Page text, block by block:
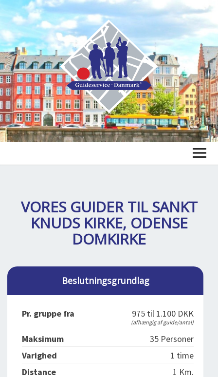
DEJLIGE DESTINATIONER
LOG IND
VORES GUIDER TILSANKT
KNUDS KIRKE, ODENSE
DOMKIRKE
Beslutningsgrundlag
Pr. gruppe fra 975 til 1.100 DKK
(afhængig af guide/antal)
Maksimum
35 Personer
Varighed
1 time
Distance
1 Km.